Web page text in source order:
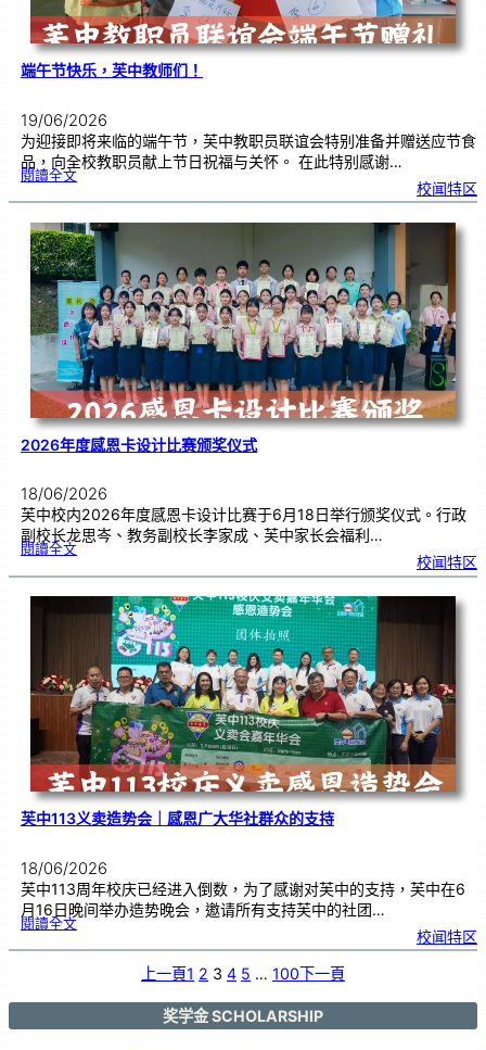
端午节快乐，芙中教师们！
19/06/2026
为迎接即将来临的端午节，芙中教职员联谊会特别准备并赠送应节食
品，向全校教职员献上节日祝福与关怀。 在此特别感谢…
閱讀全文:端
快
，
芙
中
教
师
们
！
校闻特区
2026年度感恩卡设计比赛颁奖仪式
18/06/2026
芙中校内2026年度感恩卡设计比赛于6月18日举行颁奖仪式。行政
副校长龙思岑、教务副校长李家成、芙中家长会福利…
閱讀全文:2
6
度
感
卡
仪
式
校闻特区
芙中113义卖造势会｜感恩广大华社群众的支持
18/06/2026
芙中113周年校庆已经进入倒数，为了感谢对芙中的支持，芙中在6
月16日晚间举办造势晚会，邀请所有支持芙中的社团…
閱讀全文:芙
1
｜
广
校闻特区
上一頁1 2 3 4 5 … 100下一頁
奖学金 SCHOLARSHIP